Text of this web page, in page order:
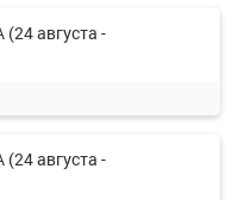
августа -
августа -